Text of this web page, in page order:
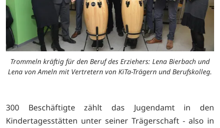
Trommeln kräftig für den Beruf des Erziehers: Lena Bierbach und
Lena von Ameln mit Vertretern von KiTa-Trägern und Berufskolleg.
300 Beschäftigte zählt das Jugendamt in den
Kindertagesstätten unter seiner Trägerschaft - also in